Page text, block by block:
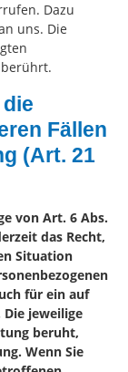
Dazu
uns. Die
Fällen
(Art. 21
von Art. 6 Abs.
das Recht,
Situation
für ein auf
jeweilige
beruht,
Wenn Sie